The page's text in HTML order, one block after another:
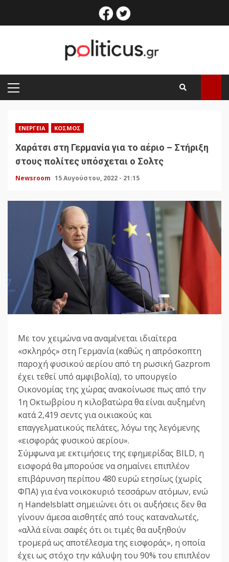
facebook
PRIMARY
MENU
ΕΝΈΡΓΕΙΑ ΚΌΣΜΟΣ
Χαράτσι στη Γερμανία για το αέριο – Στήριξη
στους πολίτες υπόσχεται ο Σολτς
Newsroom 15 Αυγούστου, 2022 - 21:15
Με τον χειμώνα να αναμένεται ιδιαίτερα
«σκληρός» στη Γερμανία (καθώς η απρόσκοπτη
παροχή φυσικού αερίου από τη ρωσική Gazprom
έχει τεθεί υπό αμφιβολία), το υπουργείο
Οικονομίας της χώρας ανακοίνωσε πως από την
1η Οκτωβρίου η κιλοβατώρα θα είναι αυξημένη
κατά 2,419 σεντς για οικιακούς και
επαγγελματικούς πελάτες, λόγω της λεγόμενης
«εισφοράς φυσικού αερίου».
Σύμφωνα με εκτιμήσεις της εφημερίδας BILD, η
εισφορά θα μπορούσε να σημαίνει επιπλέον
επιβάρυνση περίπου 480 ευρώ ετησίως (χωρίς
ΦΠΑ) για ένα νοικοκυριό τεσσάρων ατόμων, ενώ
η Handelsblatt σημειώνει ότι οι αυξήσεις δεν θα
γίνουν άμεσα αισθητές από τους καταναλωτές,
«αλλά είναι σαφές ότι οι τιμές θα αυξηθούν
τρομερά ως αποτέλεσμα της εισφοράς», η οποία
έχει ως στόχο την κάλυψη του 90% του επιπλέον